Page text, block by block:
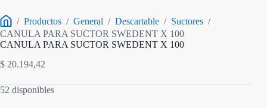
Inicio
/ Productos / General / Descartable / Suctores /
CANULA PARA SUCTOR SWEDENT X 100
CANULA PARA SUCTOR SWEDENT X 100
$ 20.194,42
52 disponibles